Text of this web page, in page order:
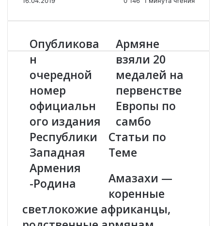
О
п
у
б
л
и
о
в
а
н
о
ч
е
р
н
о
Опубликова
н
очередной
номер
официальн
ого издания
Республики
Западная
Армения
-Родина
А
р
м
я
н
е
в
з
я
и
2
е
д
л
е
Армяне
взяли 20
медалей на
первенстве
Европы по
самбо
Статьи по
Теме
Амазахи —
коренные
светлокожие африканцы,